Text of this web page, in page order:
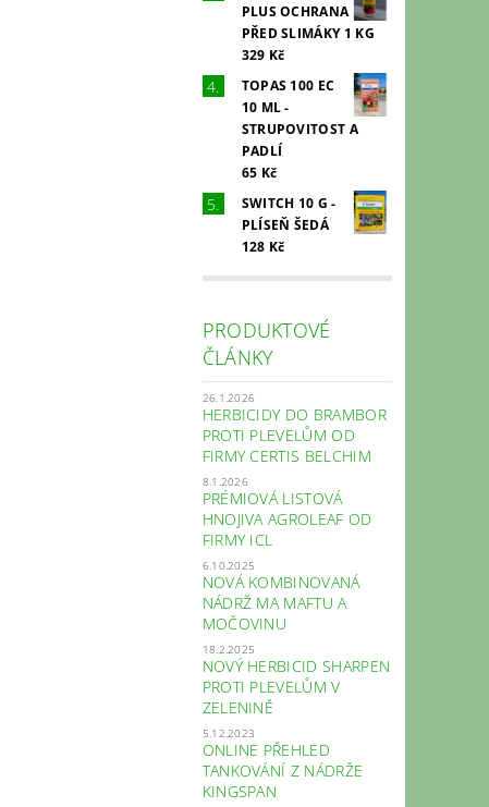
PLUS OCHRANA
PŘED SLIMÁKY 1 KG
329 Kč
TOPAS 100 EC
10 ML -
STRUPOVITOST A
PADLÍ
65 Kč
SWITCH 10 G -
PLÍSEŇ ŠEDÁ
128 Kč
PRODUKTOVÉ
ČLÁNKY
26.1.2026
HERBICIDY DO BRAMBOR
PROTI PLEVELŮM OD
FIRMY CERTIS BELCHIM
8.1.2026
PRÉMIOVÁ LISTOVÁ
HNOJIVA AGROLEAF OD
FIRMY ICL
6.10.2025
NOVÁ KOMBINOVANÁ
NÁDRŽ MA MAFTU A
MOČOVINU
18.2.2025
NOVÝ HERBICID SHARPEN
PROTI PLEVELŮM V
ZELENINĚ
5.12.2023
ONLINE PŘEHLED
TANKOVÁNÍ Z NÁDRŽE
KINGSPAN